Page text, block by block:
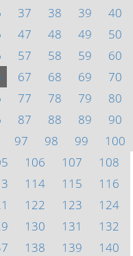
37 38 39
40
47 48 49
50
57 58 59
60
67 68 69
70
77 78 79
80
87 88 89
90
97 98 99
100
106 107
108
114 115
116
122 123
124
130 131
132
138 139
140